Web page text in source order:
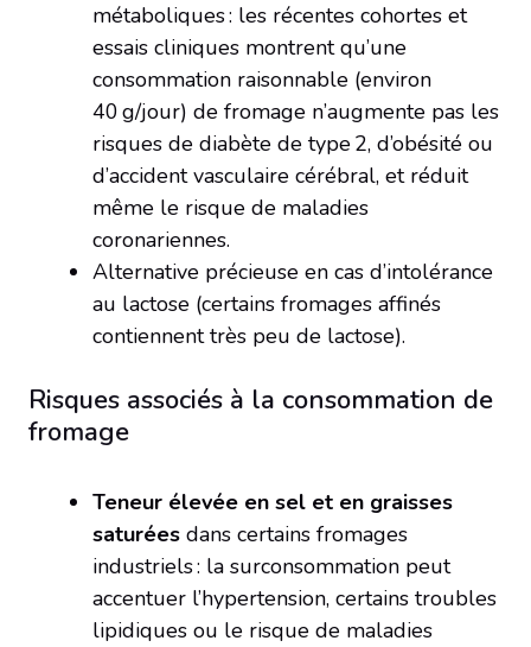
métaboliques : les récentes cohortes et
essais cliniques montrent qu’une
consommation raisonnable (environ
40 g/jour) de fromage n’augmente pas les
risques de diabète de type 2, d’obésité ou
d’accident vasculaire cérébral, et réduit
même le risque de maladies
coronariennes.
Alternative précieuse en cas d’intolérance
au lactose (certains fromages affinés
contiennent très peu de lactose).
Risques associés à la consommation de
fromage
Teneur élevée en sel et en graisses
saturées dans certains fromages
industriels : la surconsommation peut
accentuer l’hypertension, certains troubles
lipidiques ou le risque de maladies